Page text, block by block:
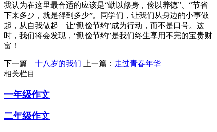
我认为在这里最合适的应该是“勤以修身，俭以养德”、“节省
下来多少，就是得到多少”。同学们，让我们从身边的小事做
起，从自我做起，让“勤俭节约”成为行动，而不是口号。这
时，我们将会发现，“勤俭节约”是我们终生享用不完的宝贵财
富！
下一篇： 十八岁的我们 上一篇： 走过青春年华
相关栏目
一年级作文
二年级作文